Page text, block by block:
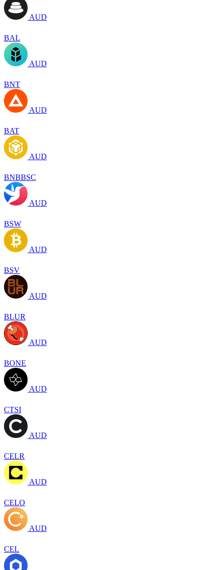
AUD
BAL
AUD
BNT
AUD
BAT
AUD
BNBBSC
AUD
BSW
AUD
BSV
AUD
BLUR
AUD
BONE
AUD
CTSI
AUD
CELR
AUD
CELO
AUD
CEL